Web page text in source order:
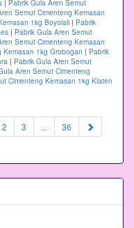
| Pabrik Gula Aren Semut
Semut Cimenteng Kemasan
1kg Boyolali | Pabrik
| Pabrik Gula Aren Semut
Semut Cimenteng Kemasan
Kemasan 1kg Grobogan | Pabrik
| Pabrik Gula Aren Semut
Aren Semut Cimenteng
Cimenteng Kemasan 1kg Klaten
2 3 ... 36